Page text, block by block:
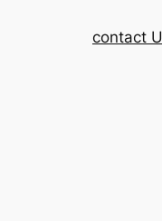
contact